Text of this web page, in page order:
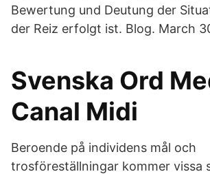
Bewertung und Deutung der
der Reiz erfolgt ist. Blog. March
Svenska Ord
Canal Midi
Beroende på individens mål och
trosföreställningar kommer vissa